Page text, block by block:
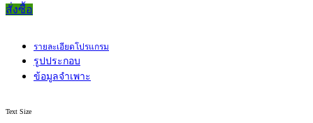
สั่งซื้อ
รายละเอียดโปรแกรม
รูปประกอบ
ข้อมูลจำเพาะ
Text Size